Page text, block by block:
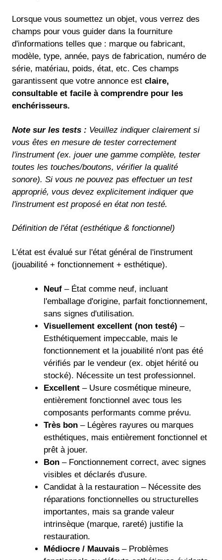
Lorsque vous soumettez un objet, vous verrez des
champs pour vous guider dans la fourniture
d'informations telles que : marque ou fabricant,
modèle, type, année, pays de fabrication, numéro de
série, matériau, poids, état, etc. Ces champs
garantissent que votre annonce est claire,
consultable et facile à comprendre pour les
enchérisseurs.
Note sur les tests : Veuillez indiquer clairement si
vous êtes en mesure de tester correctement
l'instrument (ex. jouer une gamme complète, tester
toutes les touches/boutons, vérifier la qualité
sonore). Si vous ne pouvez pas effectuer un test
approprié, vous devez explicitement indiquer que
l'instrument est proposé en état non testé.
Définition de l'état (esthétique & fonctionnel)
L'état est évalué sur l'état général de l'instrument
(jouabilité + fonctionnement + esthétique).
Neuf– État comme neuf, incluant
l'emballage d'origine, parfait fonctionnement,
sans signes d'utilisation.
Visuellement excellent (non testé) –
Esthétiquement impeccable, mais le
fonctionnement et la jouabilité n'ont pas été
vérifiés par le vendeur (ex. objet hérité ou
stocké). Nécessite un test professionnel.
Excellent– Usure cosmétique mineure,
entièrement fonctionnel avec tous les
composants performants comme prévu.
Très bon– Légères rayures ou marques
esthétiques, mais entièrement fonctionnel et
prêt à jouer.
Bon– Fonctionnement correct, avec signes
visibles et déclarés d'usure.
Candidat à la restauration – Nécessite des
réparations fonctionnelles ou structurelles
importantes, mais sa grande valeur
intrinsèque (marque, rareté) justifie la
restauration.
Médiocre / Mauvais– Problèmes